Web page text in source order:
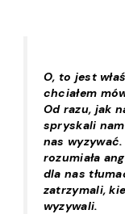
O, to jest
chciałem
Od razu, jak
spryskali
nas
rozumiała
dla nas
zatrzymali,
wyzywali.